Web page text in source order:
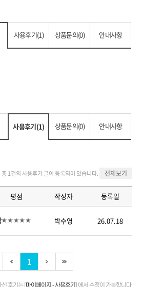
사용후기(1) 상품문의(0) 안내사항
사용후기(1) 상품문의(0) 안내사항